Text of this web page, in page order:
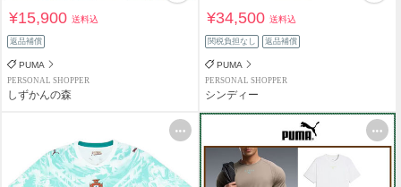
¥15,900送料込
返品補償
PUMA
PERSONAL SHOPPER
しずかんの森
¥34,500送料込
関税負担なし 返品補償
PUMA
PERSONAL SHOPPER
シンディー